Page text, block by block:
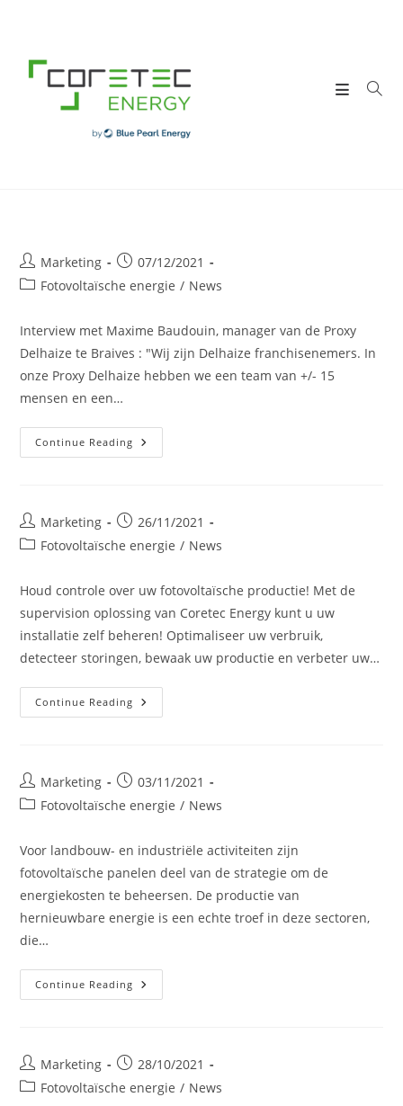
content
Post
author:
Marketing
Post
published:
07/12/2021
PostFotovoltaïsche energie / News
Interview met Maxime Baudouin, manager van de Proxy
Delhaize te Braives : "Wij zijn Delhaize franchisenemers. In
onze Proxy Delhaize hebben we een team van +/- 15
mensen en een…
Continue Reading Proxy
Braives:
En
Laadpalen
Post
author:
Marketing
Post
published:
26/11/2021
PostFotovoltaïsche energie / News
Houd controle over uw fotovoltaïsche productie! Met de
supervision oplossing van Coretec Energy kunt u uw
installatie zelf beheren! Optimaliseer uw verbruik,
detecteer storingen, bewaak uw productie en verbeter uw…
Continue Reading Houd
Controle
Post
author:
Marketing
Post
published:
03/11/2021
PostFotovoltaïsche energie / News
Voor landbouw- en industriële activiteiten zijn
fotovoltaïsche panelen deel van de strategie om de
energiekosten te beheersen. De productie van
hernieuwbare energie is een echte troef in deze sectoren,
die…
Continue Reading Zonnepanelen
Op
Post
author:
Marketing
Post
published:
28/10/2021
PostFotovoltaïsche energie / News